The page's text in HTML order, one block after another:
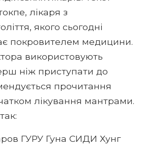
лікаря з
якого сьогодні
покровителем медицини.
використовують
ніж приступати до
прочитання
лікування мантрами.
ГУРУ Гуна СИДИ Хунг